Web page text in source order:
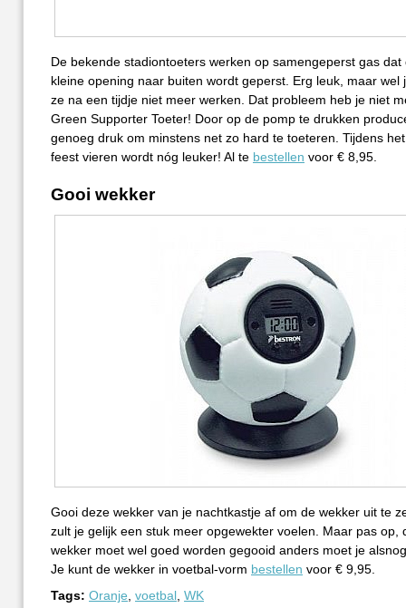
De bekende stadiontoeters werken op samengeperst gas dat
kleine opening naar buiten wordt geperst. Erg leuk, maar wel
ze na een tijdje niet meer werken. Dat probleem heb je niet
Green Supporter Toeter! Door op de pomp te drukken
genoeg druk om minstens net zo hard te toeteren. Tijdens
feest vieren wordt nóg leuker! Al te bestellen voor € 8,95.
Gooi wekker
Gooi deze wekker van je nachtkastje af om de wekker uit te
zult je gelijk een stuk meer opgewekter voelen. Maar pas op,
wekker moet wel goed worden gegooid anders moet je
Je kunt de wekker in voetbal-vorm bestellen voor € 9,95.
Tags: Oranje voetbal WK